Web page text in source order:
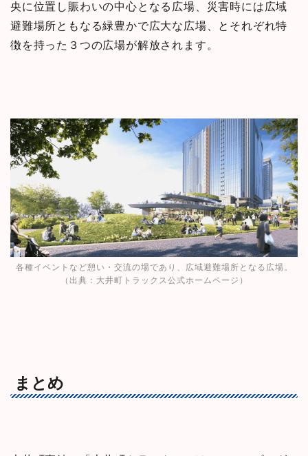
央に位置し賑わいの中心となる広場、災害時には広域
避難場所ともなる緑豊かで広大な広場、とそれぞれ特
徴を持った３つの広場が解放されます。
各種イベントなど憩い・交流の場であり、広域避難場所となる広場。
（出典： 大井町トラックス公式ホームページ ）
まとめ